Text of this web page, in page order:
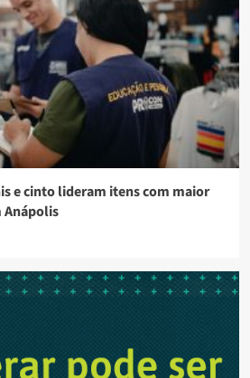
e cinto lideram itens com maior
Anápolis